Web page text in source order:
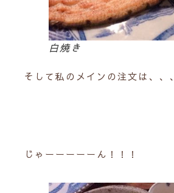
白焼き
そして私のメインの注文は、、、
じゃーーーーーん！！！